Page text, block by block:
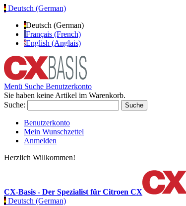
Deutsch (German)
Deutsch (German)
Français (French)
English (Anglais)
Menü Suche Benutzerkonto
Sie haben keine Artikel im Warenkorb.
Suche:
Suche
Benutzerkonto
Mein Wunschzettel
Anmelden
Herzlich Willkommen!
CX-Basis - Der Spezialist für Citroen CX
Deutsch (German)